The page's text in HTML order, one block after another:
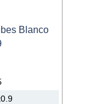
Blanco